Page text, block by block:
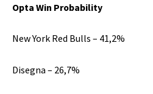
Opta Win Probability
New York Red Bulls – 41,2%
Disegna – 26,7%